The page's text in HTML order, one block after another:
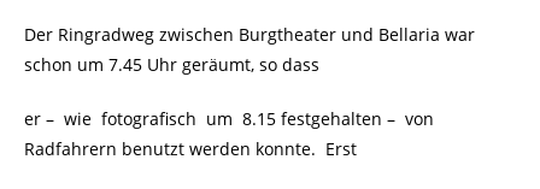
Der Ringradweg zwischen Burgtheater und Bellaria war
schon um 7.45 Uhr geräumt, so dass
er – wie fotografisch um 8.15 festgehalten – von
Radfahrern benutzt werden konnte. Erst